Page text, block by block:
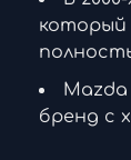
который
бренд с